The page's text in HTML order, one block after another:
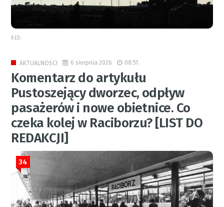
RED.
AKTUALNOŚCI 6 sierpnia 2026 08:51
Komentarz do artykułu
Pustoszejący dworzec, odpływ
pasażerów i nowe obietnice. Co
czeka kolej w Raciborzu? [LIST DO
REDAKCJI]
34